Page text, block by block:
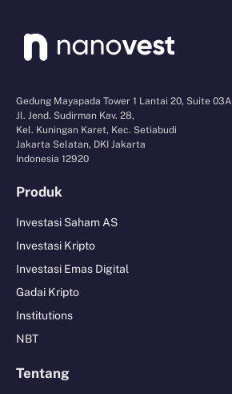
Gedung Mayapada Tower 1 Lantai 20, Suite 03A
Jl. Jend. Sudirman Kav. 28,
Kel. Kuningan Karet, Kec. Setiabudi
Jakarta Selatan, DKI Jakarta
Indonesia 12920
Produk
Investasi Saham AS
Investasi Kripto
Investasi Emas Digital
Gadai Kripto
Institutions
NBT
Tentang